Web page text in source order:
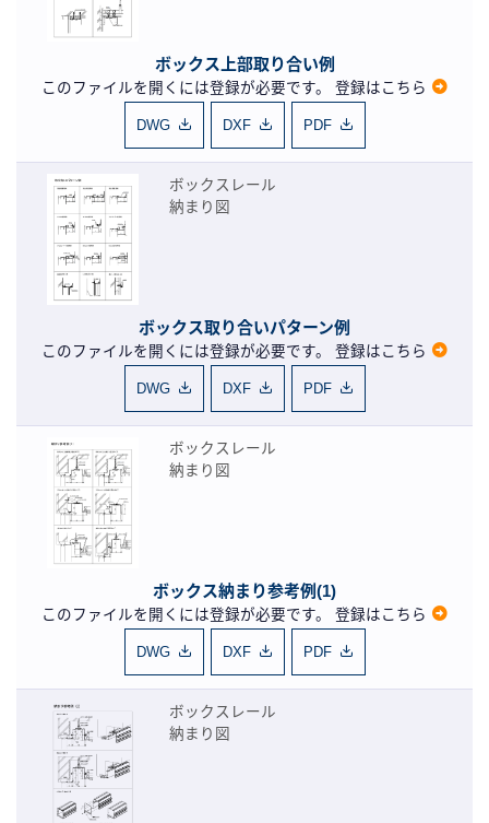
ボックス上部取り合い例
このファイルを開くには登録が必要です。登録はこちら
DWG DXF PDF
ボックスレール
納まり図
ボックス取り合いパターン例
このファイルを開くには登録が必要です。登録はこちら
DWG DXF PDF
ボックスレール
納まり図
ボックス納まり参考例(1)
このファイルを開くには登録が必要です。登録はこちら
DWG DXF PDF
ボックスレール
納まり図